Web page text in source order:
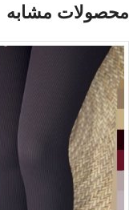
محصولات مشابه